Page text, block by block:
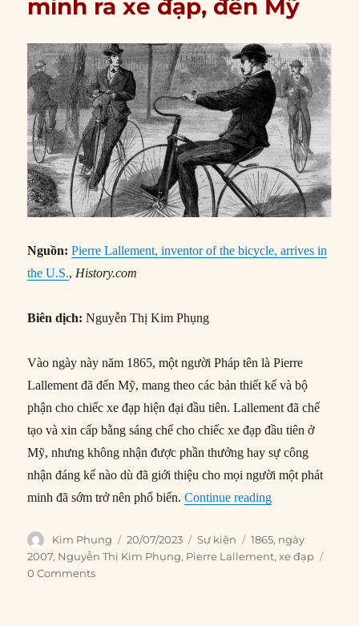
minh ra xe đạp, đến Mỹ
Nguồn:Pierre Lallement, inventor of the bicycle, arrives in
the U.S., History.com
Biên dịch: Nguyễn Thị Kim Phụng
Vào ngày này năm 1865, một người Pháp tên là Pierre
Lallement đã đến Mỹ, mang theo các bản thiết kế và bộ
phận cho chiếc xe đạp hiện đại đầu tiên. Lallement đã chế
tạo và xin cấp bằng sáng chế cho chiếc xe đạp đầu tiên ở
Mỹ, nhưng không nhận được phần thưởng hay sự công
nhận đáng kể nào dù đã giới thiệu cho mọi người một phát
minh đã sớm trở nên phổ biến.Continue reading“20/07/1865:
Author
Kim Phụng
Posted
on
20/07/2023 Categories
Sự kiện Tags
1865, ngày
2007, Nguyễn Thị Kim Phụng, Pierre Lallement,xe đạp
0 Comments